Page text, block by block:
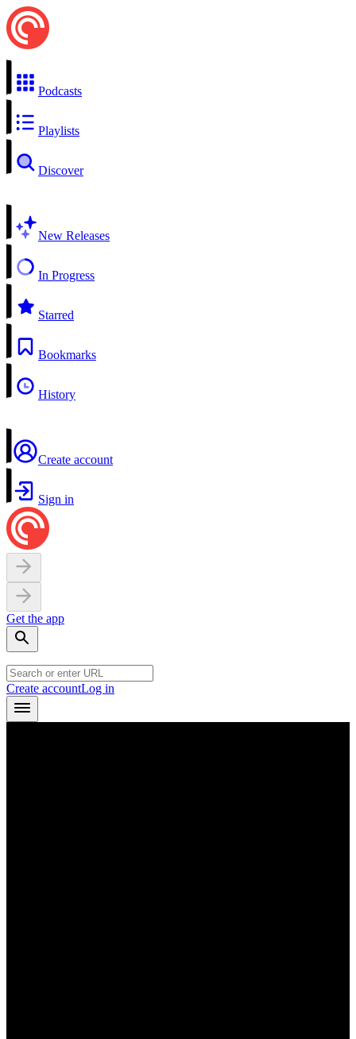
Podcasts
Playlists
Discover
New Releases
In Progress
Starred
Bookmarks
History
Create account
Sign in
Get the app
Create accountLog in